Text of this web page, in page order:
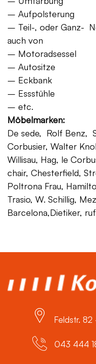
– Aufpolsterung
– Teil-, oder Ganz-
auch von
– Motoradsessel
– Autositze
– Eckbank
– Essstühle
– etc.
Möbelmarken:
De sede, Rolf Benz,
Corbusier, Walter
Willisau, Hag, le
chair, Chesterfield,
Poltrona Frau,
Trasio, W. Schillig,
Barcelona,Dietiker,
Feldstr.
043 444